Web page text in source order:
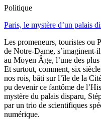
Politique
Paris, le mystère d’un palais
Les promeneurs, touristes ou
de Notre-Dame, s’imaginent-
au Moyen Âge, l’une des plus
Et surtout, comment, six
nos rois, bâti sur l’île de la
pu devenir ce fantôme de
mystère du palais disparu,
par un trio de scientifiques
numérique.